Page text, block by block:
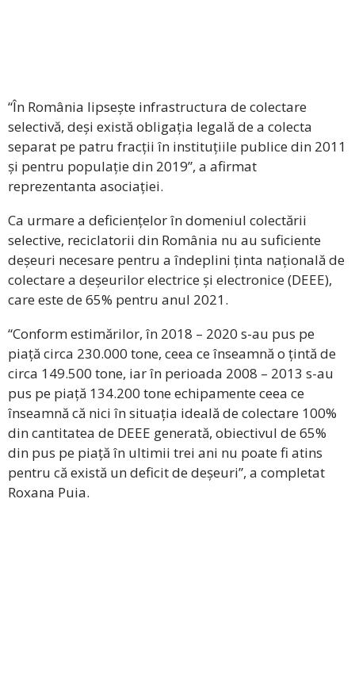
“În România lipsește infrastructura de colectare
selectivă, deși există obligația legală de a colecta
separat pe patru fracții în instituțiile publice din 2011
și pentru populație din 2019”, a afirmat
reprezentanta asociației.
Ca urmare a deficiențelor în domeniul colectării
selective, reciclatorii din România nu au suficiente
deșeuri necesare pentru a îndeplini ținta națională de
colectare a deșeurilor electrice și electronice (DEEE),
care este de 65% pentru anul 2021.
“Conform estimărilor, în 2018 – 2020 s-au pus pe
piață circa 230.000 tone, ceea ce înseamnă o țintă de
circa 149.500 tone, iar în perioada 2008 – 2013 s-au
pus pe piață 134.200 tone echipamente ceea ce
înseamnă că nici în situația ideală de colectare 100%
din cantitatea de DEEE generată, obiectivul de 65%
din pus pe piață în ultimii trei ani nu poate fi atins
pentru că există un deficit de deșeuri”, a completat
Roxana Puia.